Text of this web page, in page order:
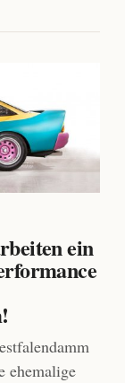
ein
ehemalige